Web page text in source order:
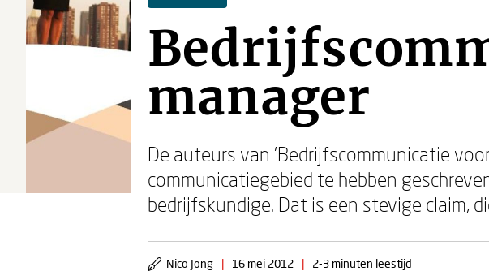
manager
De auteurs van 'Bedrijfscommunicatie
communicatiegebied te hebben
bedrijfskundige. Dat is een stevige claim,
Nico Jong | 16 mei 2012 | 2-3 minuten leestijd